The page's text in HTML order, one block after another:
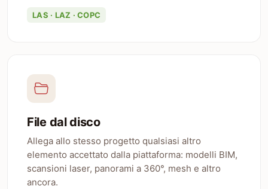
LAS · LAZ · COPC
File dal disco
Allega allo stesso progetto qualsiasi altro
elemento accettato dalla piattaforma: modelli BIM,
scansioni laser, panorami a 360°, mesh e altro
ancora.